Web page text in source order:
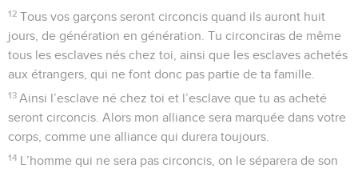
12 Tous vos garçons seront circoncis quand ils auront huit
jours, de génération en génération. Tu circonciras de même
tous les esclaves nés chez toi, ainsi que les esclaves achetés
aux étrangers, qui ne font donc pas partie de ta famille.
13 Ainsi l’esclave né chez toi et l’esclave que tu as acheté
seront circoncis. Alors mon alliance sera marquée dans votre
corps, comme une alliance qui durera toujours.
14 L’homme qui ne sera pas circoncis, on le séparera de son